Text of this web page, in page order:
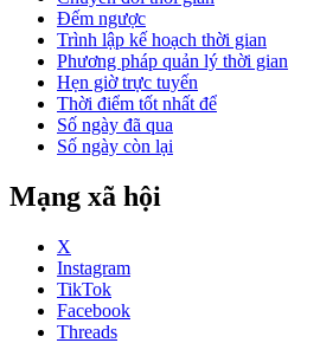
Đếm ngược
Trình lập kế hoạch thời gian
Phương pháp quản lý thời gian
Hẹn giờ trực tuyến
Thời điểm tốt nhất để
Số ngày đã qua
Số ngày còn lại
Mạng xã hội
X
Instagram
TikTok
Facebook
Threads